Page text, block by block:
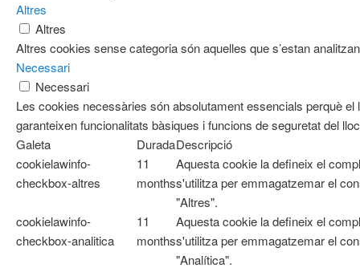
Altres
Altres
Altres cookies sense categoria són aquelles que s’estan
Necessari
Necessari
Les cookies necessàries són absolutament essencials perquè
garanteixen funcionalitats bàsiques i funcions de seguretat del
Galeta
DuradaDescripció
cookielawinfo-
checkbox-altres
11
months
Aquesta cookie la defineix el
s'utilitza per emmagatzemar el
"Altres".
cookielawinfo-
checkbox-analitica
11
months
Aquesta cookie la defineix el
s'utilitza per emmagatzemar el
"Analítica".